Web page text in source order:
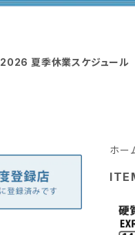
2026 夏季休業スケジュール
ホー